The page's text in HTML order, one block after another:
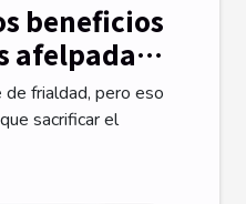
beneficios
afelpadas
invierno ?
frialdad, pero eso
sacrificar el